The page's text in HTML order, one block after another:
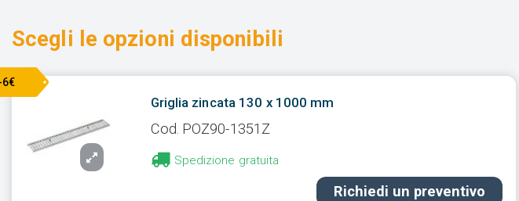
Scegli le opzioni disponibili
Griglia zincata 130 x 1000 mm
Cod. POZ90-1351Z
Spedizione gratuita
Richiedi un preventivo